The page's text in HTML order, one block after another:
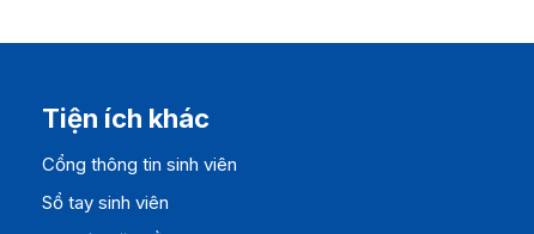
Tiện ích khác
Cổng thông tin sinh viên
Sổ tay sinh viên